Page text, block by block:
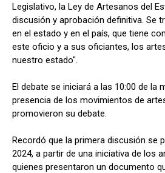
Legislativo, la Ley de Artesanos del
discusión y aprobación definitiva. Se
en el estado y en el país, que tiene
este oficio y a sus oficiantes, los
nuestro estado".
El debate se iniciará a las 10:00 de la
presencia de los movimientos de
promovieron su debate.
Recordó que la primera discusión se
2024, a partir de una iniciativa de los
quienes presentaron un documento